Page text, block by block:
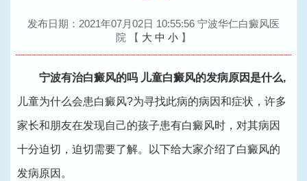
发布日期：2021年07月02日 10:55:56 宁波华仁白癜风医
院
【 大 中 小 】
宁波有治白癜风的吗 儿童白癜风的发病原因是什么,
儿童为什么会患白癜风?为寻找此病的病因和症状，许多
家长和朋友在发现自己的孩子患有白癜风时，对其病因
十分迫切，迫切需要了解。以下给大家介绍了白癜风的
发病原因。